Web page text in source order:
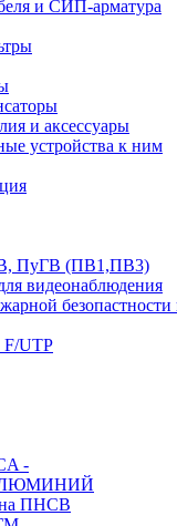
и СИП-арматура
и аксессуары
устройства к ним
ПуГВ (ПВ1,ПВ3)
видеонаблюдения
F/UTP
-
ПНСВ